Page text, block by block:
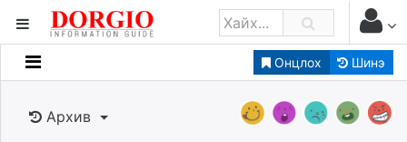
Онцлох Шинэ
Мэдээллийн
Банк санхүү
Архив